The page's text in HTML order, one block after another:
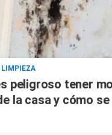
LIMPIEZA
peligroso tener
la casa y cómo se